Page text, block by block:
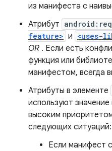
из манифеста с
Атрибут
feature> и <uses-
OR . Если есть
функция или
манифестом, всегда
Атрибуты в элементе
используют
высоким
следующих ситуаций:
Если манифест